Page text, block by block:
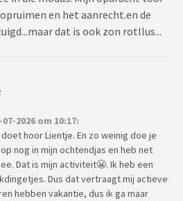
en het aanrecht.en de
dat is ook zon rotllus...
2026 om 10:17:
hoor Lientje. En zo weinig doe je
nog in mijn ochtendjas en heb net
Dat is mijn activiteit😬. Ik heb een
Dus dat vertraagt mij actieve
hebben vakantie, dus ik ga maar